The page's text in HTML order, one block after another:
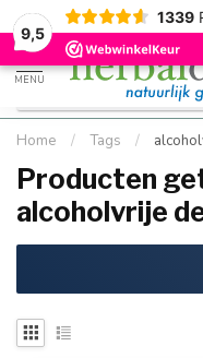
9,5
1339
Kostenloser DE-
Schnell geliefert
MENU
Home / Tags /
Producten
alcoholvrije